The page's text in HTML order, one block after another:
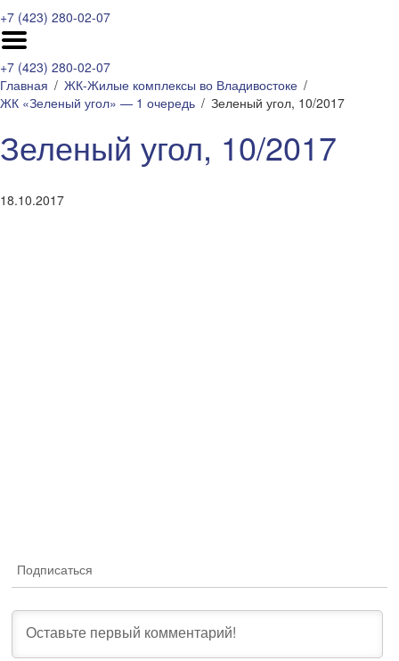
+7 (423) 280-02-07
+7 (423) 280-02-07
Главная
ЖК-Жилые комплексы во Владивостоке
ЖК «Зеленый угол» — 1 очередь
Зеленый угол, 10/2017
Зеленый угол, 10/2017
18.10.2017
Подписаться